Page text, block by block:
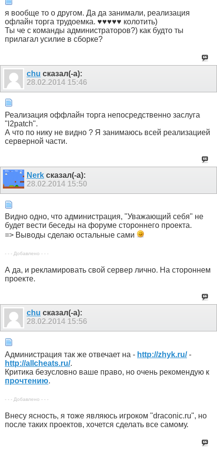
я вообще то о другом. Да да занимали, реализация
офлайн торга трудоемка. ♥♥♥♥♥ колотить)
Ты че с команды администраторов?) как будто ты
прилагал усилие в сборке?
chu сказал(-а):
28.02.2014 15:46
Реализация оффлайн торга непосредственно заслуга
"l2patch".
А что по нику не видно ? Я занимаюсь всей реализацией
серверной части.
Nerk сказал(-а):
28.02.2014 15:50
Видно одно, что администрация, "Уважающий себя" не
будет вести беседы на форуме стороннего проекта.
=> Выводы сделаю остальные сами
- - - Добавлено - - -
А да, и рекламировать свой сервер лично. На стороннем
проекте.
chu сказал(-а):
28.02.2014 15:56
Администрация так же отвечает на - http://zhyk.ru/-
http://allcheats.ru/.
Критика безусловно ваше право, но очень рекомендую к
прочтению.
- - - Добавлено - - -
Внесу ясность, я тоже являюсь игроком "draconic.ru", но
после таких проектов, хочется сделать все самому.